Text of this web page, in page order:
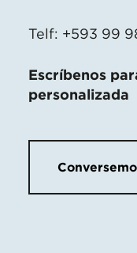
Telf: +593 99
Escríbenos
personalizada